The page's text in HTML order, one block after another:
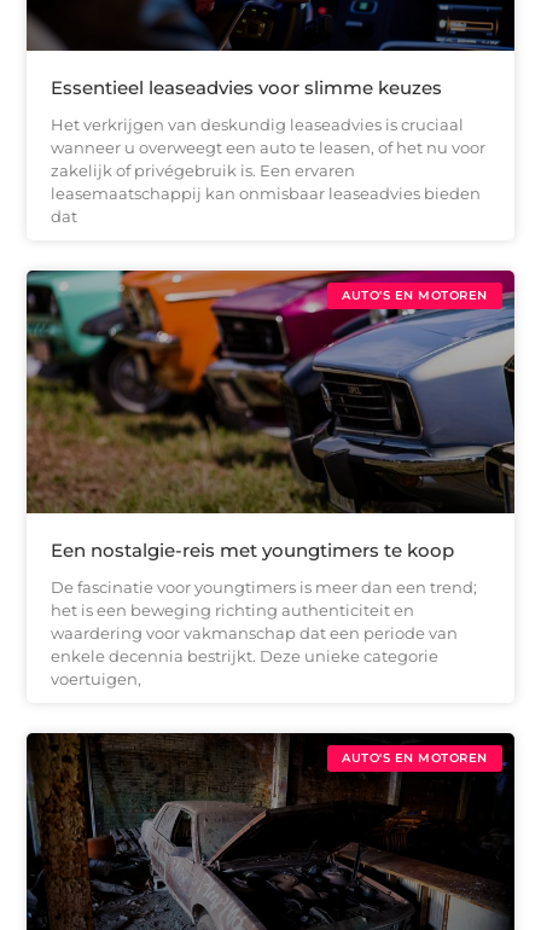
Essentieel leaseadvies voor slimme keuzes
Het verkrijgen van deskundig leaseadvies is cruciaal
wanneer u overweegt een auto te leasen, of het nu voor
zakelijk of privégebruik is. Een ervaren
leasemaatschappij kan onmisbaar leaseadvies bieden
dat
AUTO'S EN MOTOREN
Een nostalgie-reis met youngtimers te koop
De fascinatie voor youngtimers is meer dan een trend;
het is een beweging richting authenticiteit en
waardering voor vakmanschap dat een periode van
enkele decennia bestrijkt. Deze unieke categorie
voertuigen,
AUTO'S EN MOTOREN